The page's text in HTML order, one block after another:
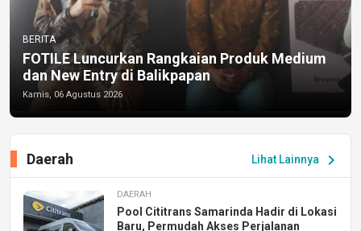
BERITA
FOTILE Luncurkan Rangkaian Produk Medium
dan New Entry di Balikpapan
Kamis, 06 Agustus 2026
Lihat Lainnya chevron_right
Daerah
DAERAH
Pool Cititrans Samarinda Hadir di Lokasi
Baru, Permudah Akses Perjalanan